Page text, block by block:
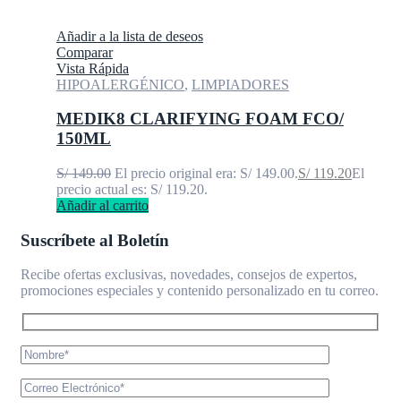
Añadir a la lista de deseos
Comparar
Vista Rápida
HIPOALERGÉNICO, LIMPIADORES
MEDIK8 CLARIFYING FOAM FCO/
150ML
S/149.00 El precio original era: S/ 149.00.S/119.20El
precio actual es: S/ 119.20.
Añadir al carrito
Suscríbete al Boletín
Recibe ofertas exclusivas, novedades, consejos de expertos,
promociones especiales y contenido personalizado en tu correo.